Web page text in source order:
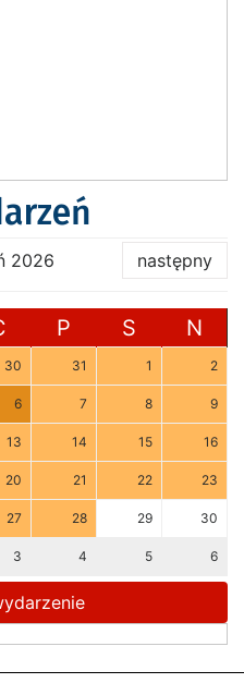
2026 następny
P S N
30 31 1 2
6 7 8 9
13 14 15 16
20 21 22 23
27 28 29 30
3 4 5 6